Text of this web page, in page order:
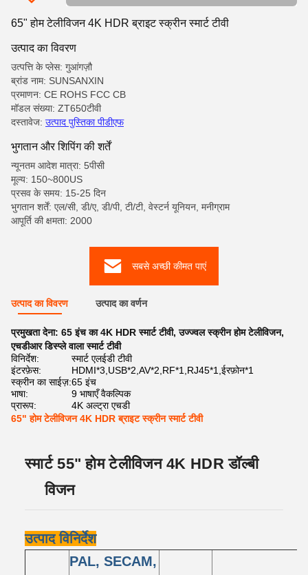
65" होम टेलीविजन 4K HDR ब्राइट स्क्रीन स्मार्ट टीवी
उत्पाद का विवरण
उत्पत्ति के प्लेस: गुआंगज़ौ
ब्रांड नाम: SUNSANXIN
प्रमाणन: CE ROHS FCC CB
मॉडल संख्या: ZT650टीवी
दस्तावेज: उत्पाद पुस्तिका पीडीएफ
भुगतान और शिपिंग की शर्तें
न्यूनतम आदेश मात्रा: 5पीसी
मूल्य: 150~800US
प्रसव के समय: 15-25 दिन
भुगतान शर्तें: एल/सी, डी/ए, डी/पी, टी/टी, वेस्टर्न यूनियन, मनीग्राम
आपूर्ति की क्षमता: 2000
सबसे अच्छी कीमत पाएं
उत्पाद का विवरण उत्पाद का वर्णन
प्रमुखता देना: 65 इंच का 4K HDR स्मार्ट टीवी,उज्ज्वल स्क्रीन होम टेलीविजन,
एचडीआर डिस्प्ले वाला स्मार्ट टीवी
विनिर्देश:
स्मार्ट एलईडी टीवी
इंटरफ़ेस:
HDMI*3,USB*2,AV*2,RF*1,RJ45*1,ईरफ़ोन*1
स्क्रीन का साईज़:65 इंच
भाषा:
9 भाषाएँ वैकल्पिक
प्रारूप:
4K अल्ट्रा एचडी
65" होम टेलीविजन 4K HDR ब्राइट स्क्रीन स्मार्ट टीवी
स्मार्ट 55" होम टेलीविजन 4K HDR डॉल्बी
विजन
उत्पाद विनिर्देश
PAL, SECAM,